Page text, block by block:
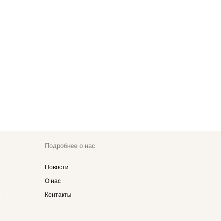
О нас
Новости
Контакты
Подробнее о нас